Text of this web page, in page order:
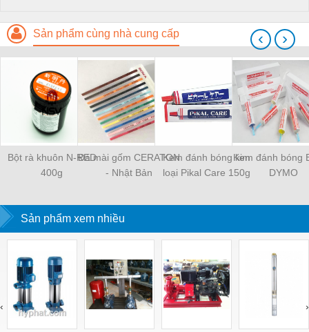
Sản phẩm cùng nhà cung cấp
Bột rà khuôn N-RED
400g
Đá mài gốm CERATON
- Nhật Bản
Kem đánh bóng kim
loại Pikal Care 150g
Kem đánh bóng
DYMO
‹ ›
Sản phẩm xem nhiều
‹ ›